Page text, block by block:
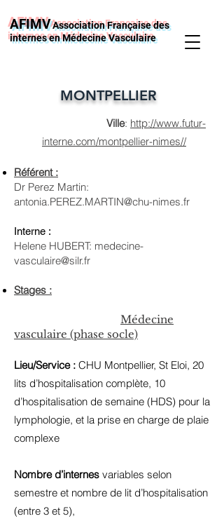
AFIMVAssociation Française des
internes en Médecine Vasculaire
MONTPELLIER
Ville: http://www.futur-
interne.com/montpellier-nimes//
Référent :
Dr Perez Martin:
antonia.PEREZ.MARTIN@chu-nimes.fr
Interne :
Helene HUBERT: medecine-
vasculaire@silr.fr
Stages :
Médecine
vasculaire (phase socle)
Lieu/Service : CHU Montpellier, St Eloi, 20
lits d’hospitalisation complète, 10
d’hospitalisation de semaine (HDS) pour la
lymphologie, et la prise en charge de plaie
complexe
Nombre d’internes variables selon
semestre et nombre de lit d’hospitalisation
(entre 3 et 5),